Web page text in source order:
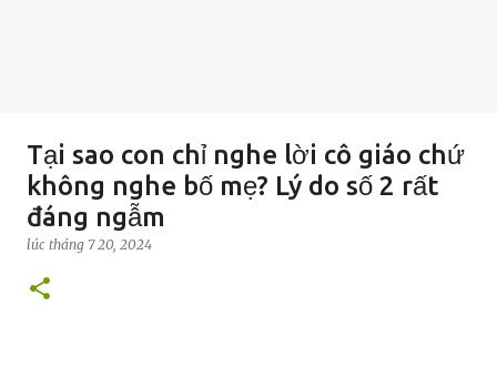
Tại sao con chỉ nghe lời cô giáo chứ
không nghe bố mẹ? Lý do số 2 rất
đáng ngẫm
lúc tháng 7 20, 2024